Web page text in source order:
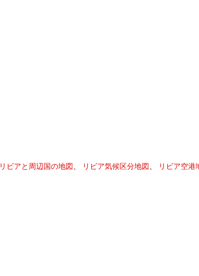
リビアと周辺国の地図 リビア気候区分地図 リビア空港